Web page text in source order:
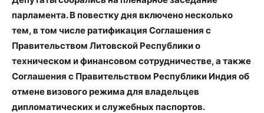
парламента. В повестку дня включено несколько
тем, в том числе ратификация Соглашения с
Правительством Литовской Республики о
техническом и финансовом сотрудничестве, а также
Соглашения с Правительством Республики Индия об
отмене визового режима для владельцев
дипломатических и служебных паспортов.